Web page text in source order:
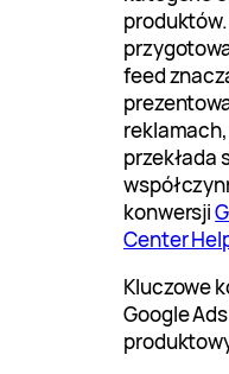
feed
przekłada
konwersji
Center
Kluczowe
Google